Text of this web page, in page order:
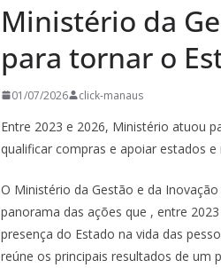
Ministério da
para tornar o
01/07/2026 click-manaus
Entre 2023 e 2026, Ministério atuou
qualificar compras e apoiar estados e
O Ministério da Gestão e da Inovação
panorama das ações que , entre
presença do Estado na vida das
reúne os principais resultados de um